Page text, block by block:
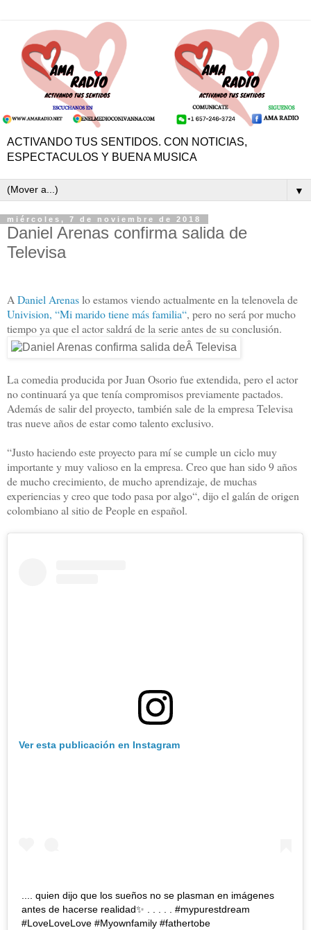
ACTIVANDO TUS SENTIDOS. CON NOTICIAS,
ESPECTACULOS Y BUENA MUSICA
▼
miércoles, 7 de noviembre de 2018
Daniel Arenas confirma salida de
Televisa
ADaniel Arenaslo estamos viendo actualmente en la telenovela de
Univision, “Mi marido tiene más familia“, pero no será por mucho
tiempo ya que el actor saldrá de la serie antes de su conclusión.
La comedia producida por Juan Osorio fue extendida, pero el actor
no continuará ya que tenía compromisos previamente pactados.
Además de salir del proyecto, también sale de la empresa Televisa
tras nueve años de estar como talento exclusivo.
“Justo haciendo este proyecto para mí se cumple un ciclo muy
importante y muy valioso en la empresa. Creo que han sido 9 años
de mucho crecimiento, de mucho aprendizaje, de muchas
experiencias y creo que todo pasa por algo“, dijo el galán de origen
colombiano al sitio de People en español.
Ver esta publicación en Instagram
.... quien dijo que los sueños no se plasman en imágenes
antes de hacerse realidad✨ . . . . . #mypurestdream
#LoveLoveLove #Myownfamily #fathertobe